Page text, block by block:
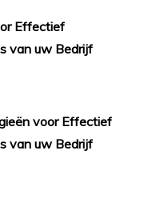
Effectief
van uw Bedrijf
voor Effectief
van uw Bedrijf